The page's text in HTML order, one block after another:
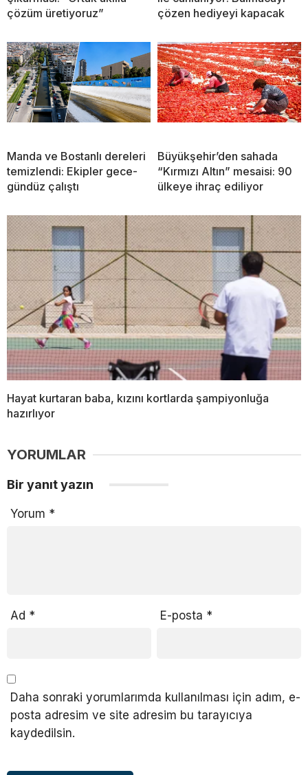
çözüm üretiyoruz”
çözen hediyeyi kapacak
Manda ve Bostanlı dereleri
temizlendi: Ekipler gece-
gündüz çalıştı
Büyükşehir’den sahada
“Kırmızı Altın” mesaisi: 90
ülkeye ihraç ediliyor
Hayat kurtaran baba, kızını kortlarda şampiyonluğa
hazırlıyor
YORUMLAR
Bir yanıt yazın
Yorum *
Ad * E-posta *
Daha sonraki yorumlarımda kullanılması için adım, e-
posta adresim ve site adresim bu tarayıcıya
kaydedilsin.